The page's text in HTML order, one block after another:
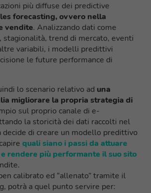
più diffuse dei predictive
forecasting, ovvero nella
vendite. Analizzando dati come
stagionalità, trend di mercato, eventi
variabili, i modelli predittivi
le future performance di
lo scenario relativo ad una
migliorare la propria strategia di
sul proprio canale di e-
la storicità dei dati raccolti nel
decide di creare un modello predittivo
quali siano i passi da attuare
rendere più performante il suo sito
calibrato ed “allenato” tramite il
potrà a quel punto servire per: